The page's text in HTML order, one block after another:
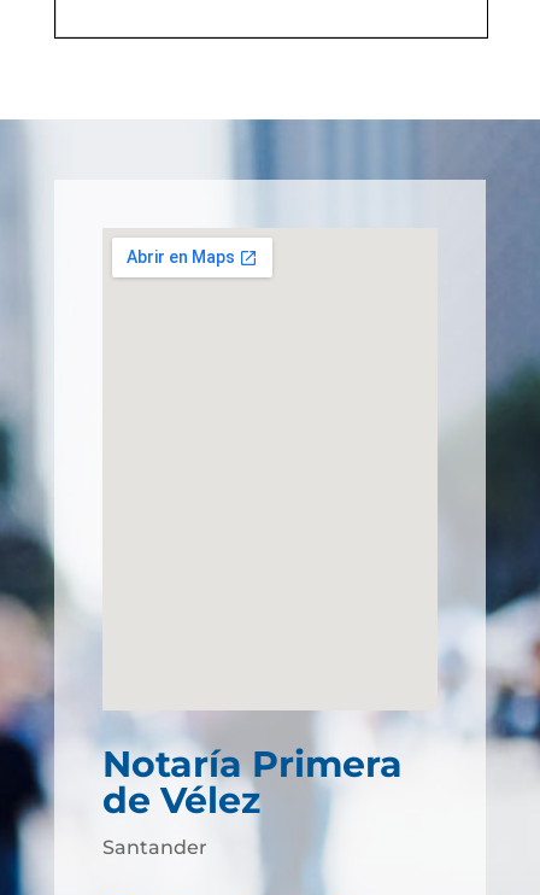
Notaría Primera
de Vélez
Santander